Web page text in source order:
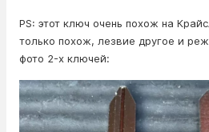
PS: этот ключ очень похож на
только похож, лезвие другое и
фото 2-х ключей: